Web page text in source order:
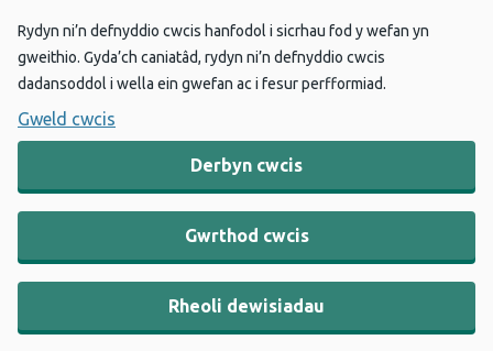
Rydyn ni’n defnyddio cwcis hanfodol i sicrhau fod y wefan yn
gweithio. Gyda’ch caniatâd, rydyn ni’n defnyddio cwcis
dadansoddol i wella ein gwefan ac i fesur perfformiad.
Gweld cwcis
Derbyn cwcis
Gwrthod cwcis
Rheoli dewisiadau